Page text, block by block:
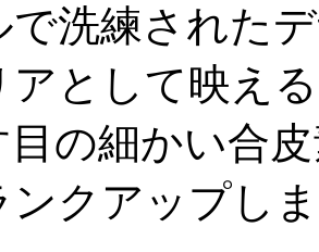
で洗練された
アとして映え
の細かい合
ンクアップし